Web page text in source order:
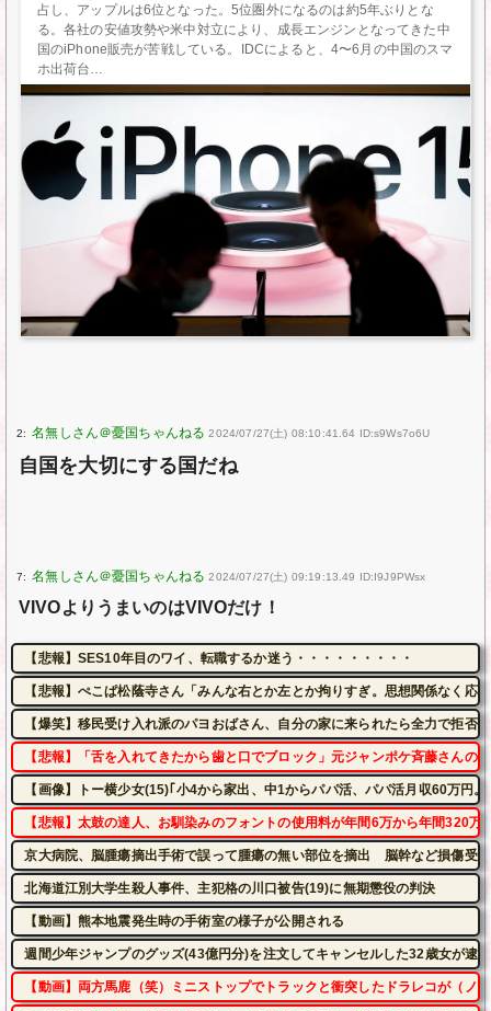
占し、アップルは6位となった。5位圏外になるのは約5年ぶりとな
る。各社の安値攻勢や米中対立により、成長エンジンとなってきた中
国のiPhone販売が苦戦している。IDCによると、4〜6月の中国のスマ
ホ出荷台
2: 2024/07/27(土) 08:10:41.64 ID:s9Ws7o6U
自国を大切にする国だね
7: 2024/07/27(土) 09:19:13.49 ID:I9J9PWsx
VIVOよりうまいのはVIVOだけ！
【悲報】SES10年目のワイ、転職するか迷う・・・・・・・・・
【悲報】ぺこぱ松蔭寺さん「みんな右とか左とか拘りすぎ。思想関係なく応
【爆笑】移民受け入れ派のパヨおばさん、自分の家に来られたら全力で拒否
【悲報】「舌を入れてきたから歯と口でブロック」元ジャンポケ斉藤さんの
【画像】トー横少女(15)｢小4から家出、中1からパパ活、パパ活月収60万円。
【悲報】太鼓の達人、お馴染みのフォントの使用料が年間6万から年間320万
京大病院、脳腫瘍摘出手術で誤って腫瘍の無い部位を摘出 脳幹など損傷受
北海道江別大学生殺人事件、主犯格の川口被告(19)に無期懲役の判決
【動画】熊本地震発生時の手術室の様子が公開される
週間少年ジャンプのグッズ(43億円分)を注文してキャンセルした32歳女が逮捕
【動画】両方馬鹿（笑）ミニストップでトラックと衝突したドラレコが（ノ